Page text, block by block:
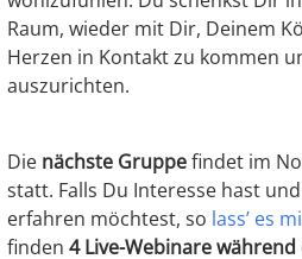
Raum, wieder mit Dir, Deinem
Herzen in Kontakt zu kommen
auszurichten.
Die nächste Gruppefindet im
statt. Falls Du Interesse hast
erfahren möchtest, so lass’ es
finden 4 Live-Webinare